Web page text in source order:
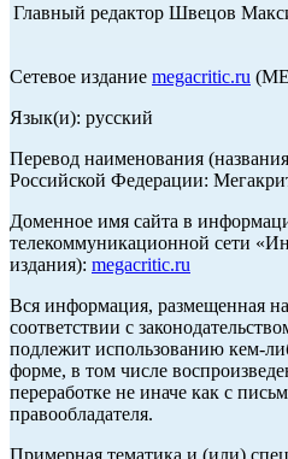
Главный редактор Швецов
Сетевое издание megacritic.ru
Язык(и): русский
Перевод наименования
Российской Федерации:
Доменное имя сайта в
телекоммуникационной сети
издания): megacritic.ru
Вся информация, размещенная
соответствии с
подлежит использованию кем-
форме, в том числе
переработке не иначе как с
правообладателя.